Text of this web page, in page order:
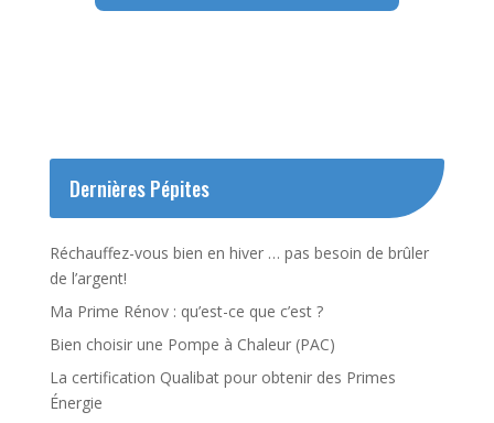
Dernières Pépites
Réchauffez-vous bien en hiver … pas besoin de brûler
de l’argent!
Ma Prime Rénov : qu’est-ce que c’est ?
Bien choisir une Pompe à Chaleur (PAC)
La certification Qualibat pour obtenir des Primes
Énergie